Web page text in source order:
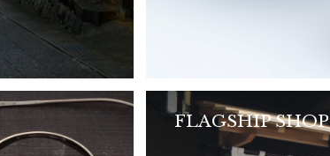
FLAGSHIP SHOP